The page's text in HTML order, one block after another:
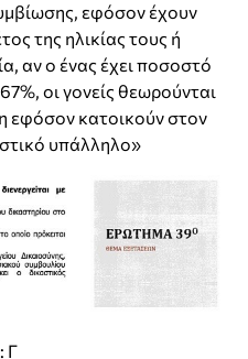
εφόσον έχουν
της ηλικίας τους ή
αν ο ένας έχει ποσοστό
οι γονείς θεωρούνται
εφόσον κατοικούν στον
υπάλληλο»
Γ